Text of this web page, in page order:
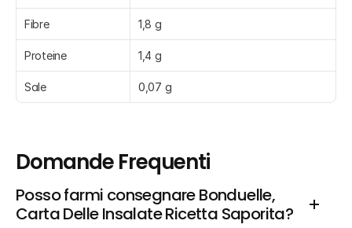
Fibre 1,8 g
Proteine 1,4 g
Sale 0,07 g
Domande Frequenti
Posso farmi consegnare Bonduelle,
Carta Delle Insalate Ricetta Saporita?